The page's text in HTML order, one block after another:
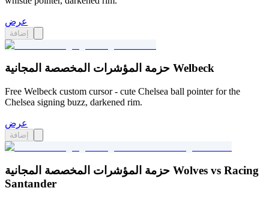
عرض
إضافة
حزمة المؤشرات المخصصة المجانية Welbeck
Free Welbeck custom cursor - cute Chelsea ball pointer for the
Chelsea signing buzz, darkened rim.
عرض
إضافة
حزمة المؤشرات المخصصة المجانية Wolves vs Racing
Santander